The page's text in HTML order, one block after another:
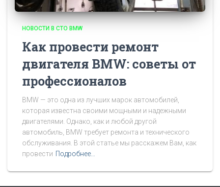
НОВОСТИ В СТО BMW
Как провести ремонт
двигателя BMW: советы от
профессионалов
BMW — это одна из лучших марок автомобилей,
которая известна своими мощными и надежными
двигателями. Однако, как и любой другой
автомобиль, BMW требует ремонта и технического
обслуживания. В этой статье мы расскажем Вам, как
провести Подробнее…